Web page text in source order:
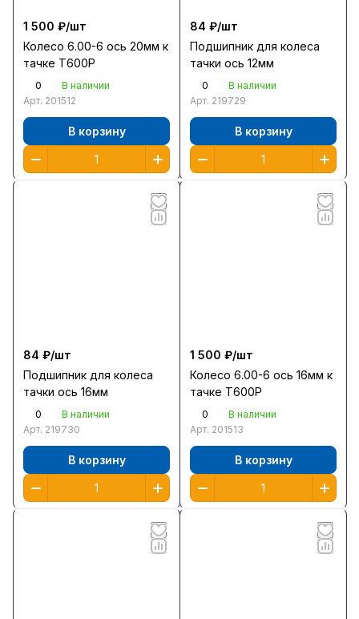
1 500 ₽/шт
Колесо 6.00-6 ось 20мм к
тачке T600P
0
В наличии
Арт. 201512
В корзину
84 ₽/шт
Подшипник для колеса
тачки ось 12мм
0
В наличии
Арт. 219729
В корзину
84 ₽/шт
Подшипник для колеса
тачки ось 16мм
0
В наличии
Арт. 219730
В корзину
1 500 ₽/шт
Колесо 6.00-6 ось 16мм к
тачке T600P
0
В наличии
Арт. 201513
В корзину